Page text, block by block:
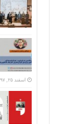
اسفند ۲۵, ۱۳۹۷